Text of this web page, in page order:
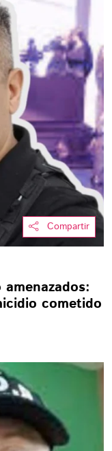
Compartir
cometido